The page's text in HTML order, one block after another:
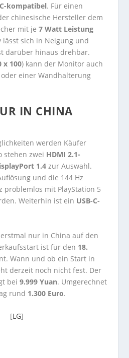
kompatibel. Für einen
chinesische Hersteller dem
mit je7 Watt Leistung
lässt sich in Neigung und
darüber hinaus drehbar.
x 100) kann der Monitor auch
einer Wandhalterung
IN CHINA
werden Käufer
stehen zwei HDMI 2.1-
1.4 zur Auswahl.
und die 144 Hz
mit PlayStation 5
Weiterhin ist ein USB-C-
nur in China auf den
ist für den 18.
Wann und ob ein Start in
derzeit noch nicht fest. Der
bei9.999 Yuan. Umgerechnet
rund 1.300 Euro.
[LG]